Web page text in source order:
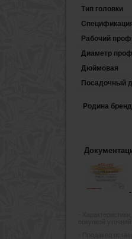
Тип головки
Рабочий
Диаметр
Дюймовая
Посадочный
Родина